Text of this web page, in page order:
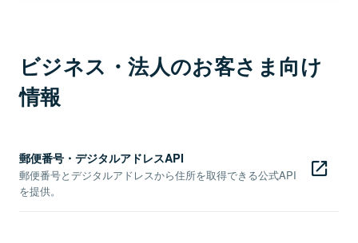
ビジネス・法人のお客さま向け
情報
郵便番号・デジタルアドレスAPI
郵便番号とデジタルアドレスから住所を取得できる公式API
を提供。